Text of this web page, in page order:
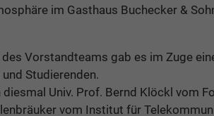
im Gasthaus Buchecker &
des Vorstandteams gab es im Zuge
Studierenden.
Univ. Prof. Bernd Klöckl vom
vom Institut für